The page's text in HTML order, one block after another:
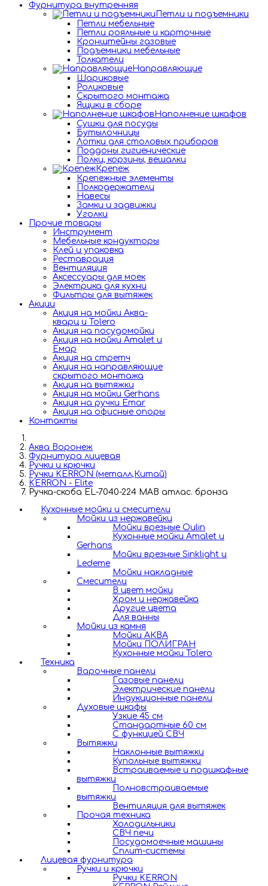
Фурнитура внутренняя
Петли и подъемники
Петли мебельные
Петли рояльные и карточные
Кронштейны газовые
Подъемники мебельные
Толкатели
Направляющие
Шариковые
Роликовые
Скрытого монтажа
Ящики в сборе
Наполнение шкафов
Сушки для посуды
Бутылочницы
Лотки для столовых приборов
Поддоны гигиенические
Полки, корзины, вешалки
Крепеж
Крепежные элементы
Полкодержатели
Навесы
Замки и задвижки
Уголки
Прочие товары
Инструмент
Мебельные кондукторы
Клей и упаковка
Реставрация
Вентиляция
Аксессуары для моек
Электрика для кухни
Фильтры для вытяжек
Акции
Акция на мойки Аква-
кварц и Tolero
Акция на посудомойки
Акция на мойки Amalet и
Емар
Акция на стретч
Акция на направляющие
скрытого монтажа
Акция на вытяжки
Акция на мойки Gerhans
Акция на ручки Emar
Акция на офисные опоры
Контакты
Аква Воронеж
Фурнитура лицевая
Ручки и крючки
Ручки KERRON (металл,Китай)
KERRON - Elite
Ручка-скоба EL-7040-224 MAB атлас. бронза
Кухонные мойки и смесители
Мойки из нержавейки
Мойки врезные Oulin
Кухонные мойки Amalet и
Gerhans
Мойки врезные Sinklight и
Ledeme
Мойки накладные
Смесители
В цвет мойки
Хром и нержавейка
Другие цвета
Для ванны
Мойки из камня
Мойки АКВА
Мойки ПОЛИГРАН
Кухонные мойки Tolero
Техника
Варочные панели
Газовые панели
Электрические панели
Индукционные панели
Духовые шкафы
Узкие 45 см
Стандартные 60 см
С функцией СВЧ
Вытяжки
Наклонные вытяжки
Купольные вытяжки
Встраиваемые и подшкафные
вытяжки
Полновстраиваемые
вытяжки
Вентиляция для вытяжек
Прочая техника
Холодильники
СВЧ печи
Посудомоечные машины
Сплит-системы
Лицевая фурнитура
Ручки и крючки
Ручки KERRON